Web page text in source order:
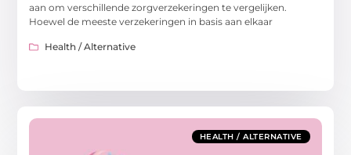
aan om verschillende zorgverzekeringen te vergelijken.
Hoewel de meeste verzekeringen in basis aan elkaar
Health / Alternative
HEALTH / ALTERNATIVE